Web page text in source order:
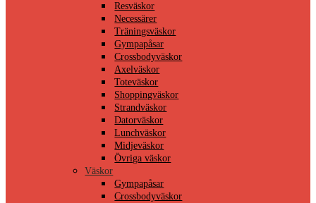
Resväskor
Necessärer
Träningsväskor
Gympapåsar
Crossbodyväskor
Axelväskor
Toteväskor
Shoppingväskor
Strandväskor
Datorväskor
Lunchväskor
Midjeväskor
Övriga väskor
Väskor
Gympapåsar
Crossbodyväskor